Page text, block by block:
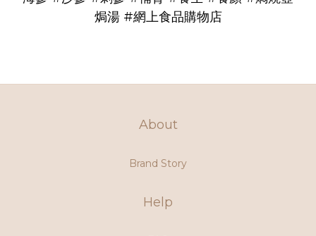
焗湯 #網上食品購物店
About
Brand Story
Help